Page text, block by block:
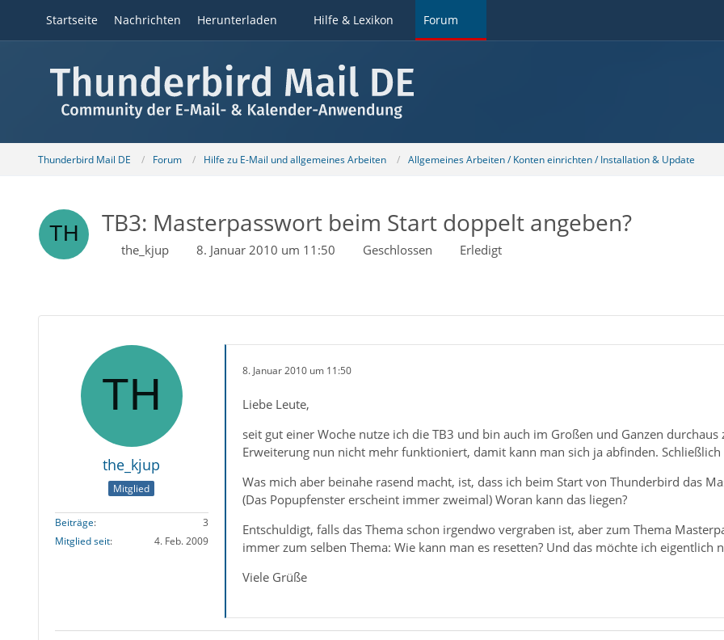
Startseite Nachrichten Herunterladen Hilfe & Lexikon Forum
Thunderbird Mail DE Forum Hilfe zu E-Mail und allgemeines Arbeiten Allgemeines Arbeiten / Konten einrichten / Installation & Update
TB3: Masterpasswort beim Start doppelt angeben?
the_kjup 8. Januar 2010 um 11:50 Geschlossen Erledigt
the_kjup
Mitglied
Beiträge
3
Mitglied seit
4. Feb. 2009
8. Januar 2010 um 11:50
Liebe Leute,
seit gut einer Woche nutze ich die TB3 und bin auch im Großen und Ganzen
Erweiterung nun nicht mehr funktioniert, damit kann man sich ja abfinden.
Was mich aber beinahe rasend macht, ist, dass ich beim Start von Thunderbird das
(Das Popupfenster erscheint immer zweimal) Woran kann das liegen?
Entschuldigt, falls das Thema schon irgendwo vergraben ist, aber zum Thema
immer zum selben Thema: Wie kann man es resetten? Und das möchte ich eigentlich
Viele Grüße